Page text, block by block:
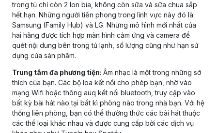
trong tủ chỉ còn 2 lon bia, không còn sữa và sữa chua sắp
hết hạn. Những người tiên phong trong lĩnh vực này đó là
Samsung (Family Hub) và LG. Những mô hình mới nhất của
hai hãng được tích hợp màn hình cảm ứng và camera để
quét nội dung bên trong tủ lạnh, số lượng cũng như hạn sử
dụng của sản phẩm.
Trung tâm đa phương tiện: Âm nhạc là một trong những sở
thích của bạn. Các bộ loa kết nối cho phép bạn, nhờ vào
mạng Wifi hoặc thông auq kết nối bluetooth, truy cập vào
bất kỳ bài hát nào tại bất kì phòng nào trong nhà bạn. Với hệ
thống liên phòng, bạn có thể thưởng thức các bài hát thuộc
các thể loại khác nhau và được cung cấp bởi các dịch vụ